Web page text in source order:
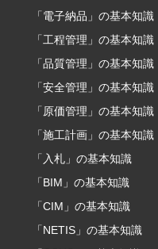
「電子納品」の基本知識
「工程管理」の基本知識
「品質管理」の基本知識
「安全管理」の基本知識
「原価管理」の基本知識
「施工計画」の基本知識
「入札」の基本知識
「BIM」の基本知識
「CIM」の基本知識
「NETIS」の基本知識